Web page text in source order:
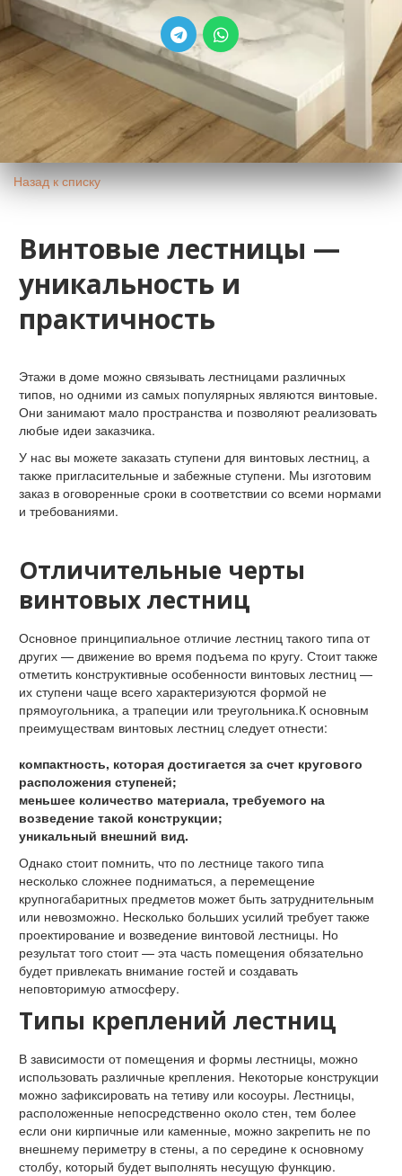
Назад к списку
Винтовые лестницы —
уникальность и
практичность
Этажи в доме можно связывать лестницами различных
типов, но одними из самых популярных являются винтовые.
Они занимают мало пространства и позволяют реализовать
любые идеи заказчика.
У нас вы можете заказать ступени для винтовых лестниц, а
также пригласительные и забежные ступени. Мы изготовим
заказ в оговоренные сроки в соответствии со всеми нормами
и требованиями.
Отличительные черты
винтовых лестниц
Основное принципиальное отличие лестниц такого типа от
других — движение во время подъема по кругу. Стоит также
отметить конструктивные особенности винтовых лестниц —
их ступени чаще всего характеризуются формой не
прямоугольника, а трапеции или треугольника.К основным
преимуществам винтовых лестниц следует отнести:
компактность, которая достигается за счет кругового
расположения ступеней;
меньшее количество материала, требуемого на
возведение такой конструкции;
уникальный внешний вид.
Однако стоит помнить, что по лестнице такого типа
несколько сложнее подниматься, а перемещение
крупногабаритных предметов может быть затруднительным
или невозможно. Несколько больших усилий требует также
проектирование и возведение винтовой лестницы. Но
результат того стоит — эта часть помещения обязательно
будет привлекать внимание гостей и создавать
неповторимую атмосферу.
Типы креплений лестниц
В зависимости от помещения и формы лестницы, можно
использовать различные крепления. Некоторые конструкции
можно зафиксировать на тетиву или косоуры. Лестницы,
расположенные непосредственно около стен, тем более
если они кирпичные или каменные, можно закрепить не по
внешнему периметру в стены, а по середине к основному
столбу, который будет выполнять несущую функцию.